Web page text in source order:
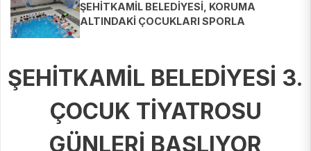
ŞEHİTKAMİL BELEDİYESİ, KORUMA
ALTINDAKİ ÇOCUKLARI SPORLA
ŞEHİTKAMİL BELEDİYESİ 3.
ÇOCUK TİYATROSU
GÜNLERİ BAŞLIYOR